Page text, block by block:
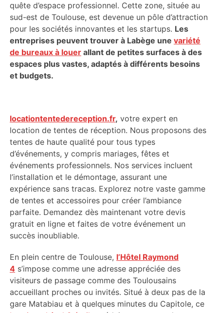
quête d’espace professionnel. Cette zone, située au
sud-est de Toulouse, est devenue un pôle d’attraction
pour les sociétés innovantes et les startups. Les
entreprises peuvent trouver à Labège une variété
de bureaux à louer allant de petites surfaces à des
espaces plus vastes, adaptés à différents besoins
et budgets.
locationtentedereception.fr, votre expert en
location de tentes de réception. Nous proposons des
tentes de haute qualité pour tous types
d’événements, y compris mariages, fêtes et
événements professionnels. Nos services incluent
l’installation et le démontage, assurant une
expérience sans tracas. Explorez notre vaste gamme
de tentes et accessoires pour créer l’ambiance
parfaite. Demandez dès maintenant votre devis
gratuit en ligne et faites de votre événement un
succès inoubliable.
En plein centre de Toulouse, l’Hôtel Raymond
4 s’impose comme une adresse appréciée des
visiteurs de passage comme des Toulousains
accueillant proches ou invités. Situé à deux pas de la
gare Matabiau et à quelques minutes du Capitole, ce